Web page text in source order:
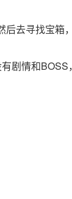
去寻找宝箱
剧情和